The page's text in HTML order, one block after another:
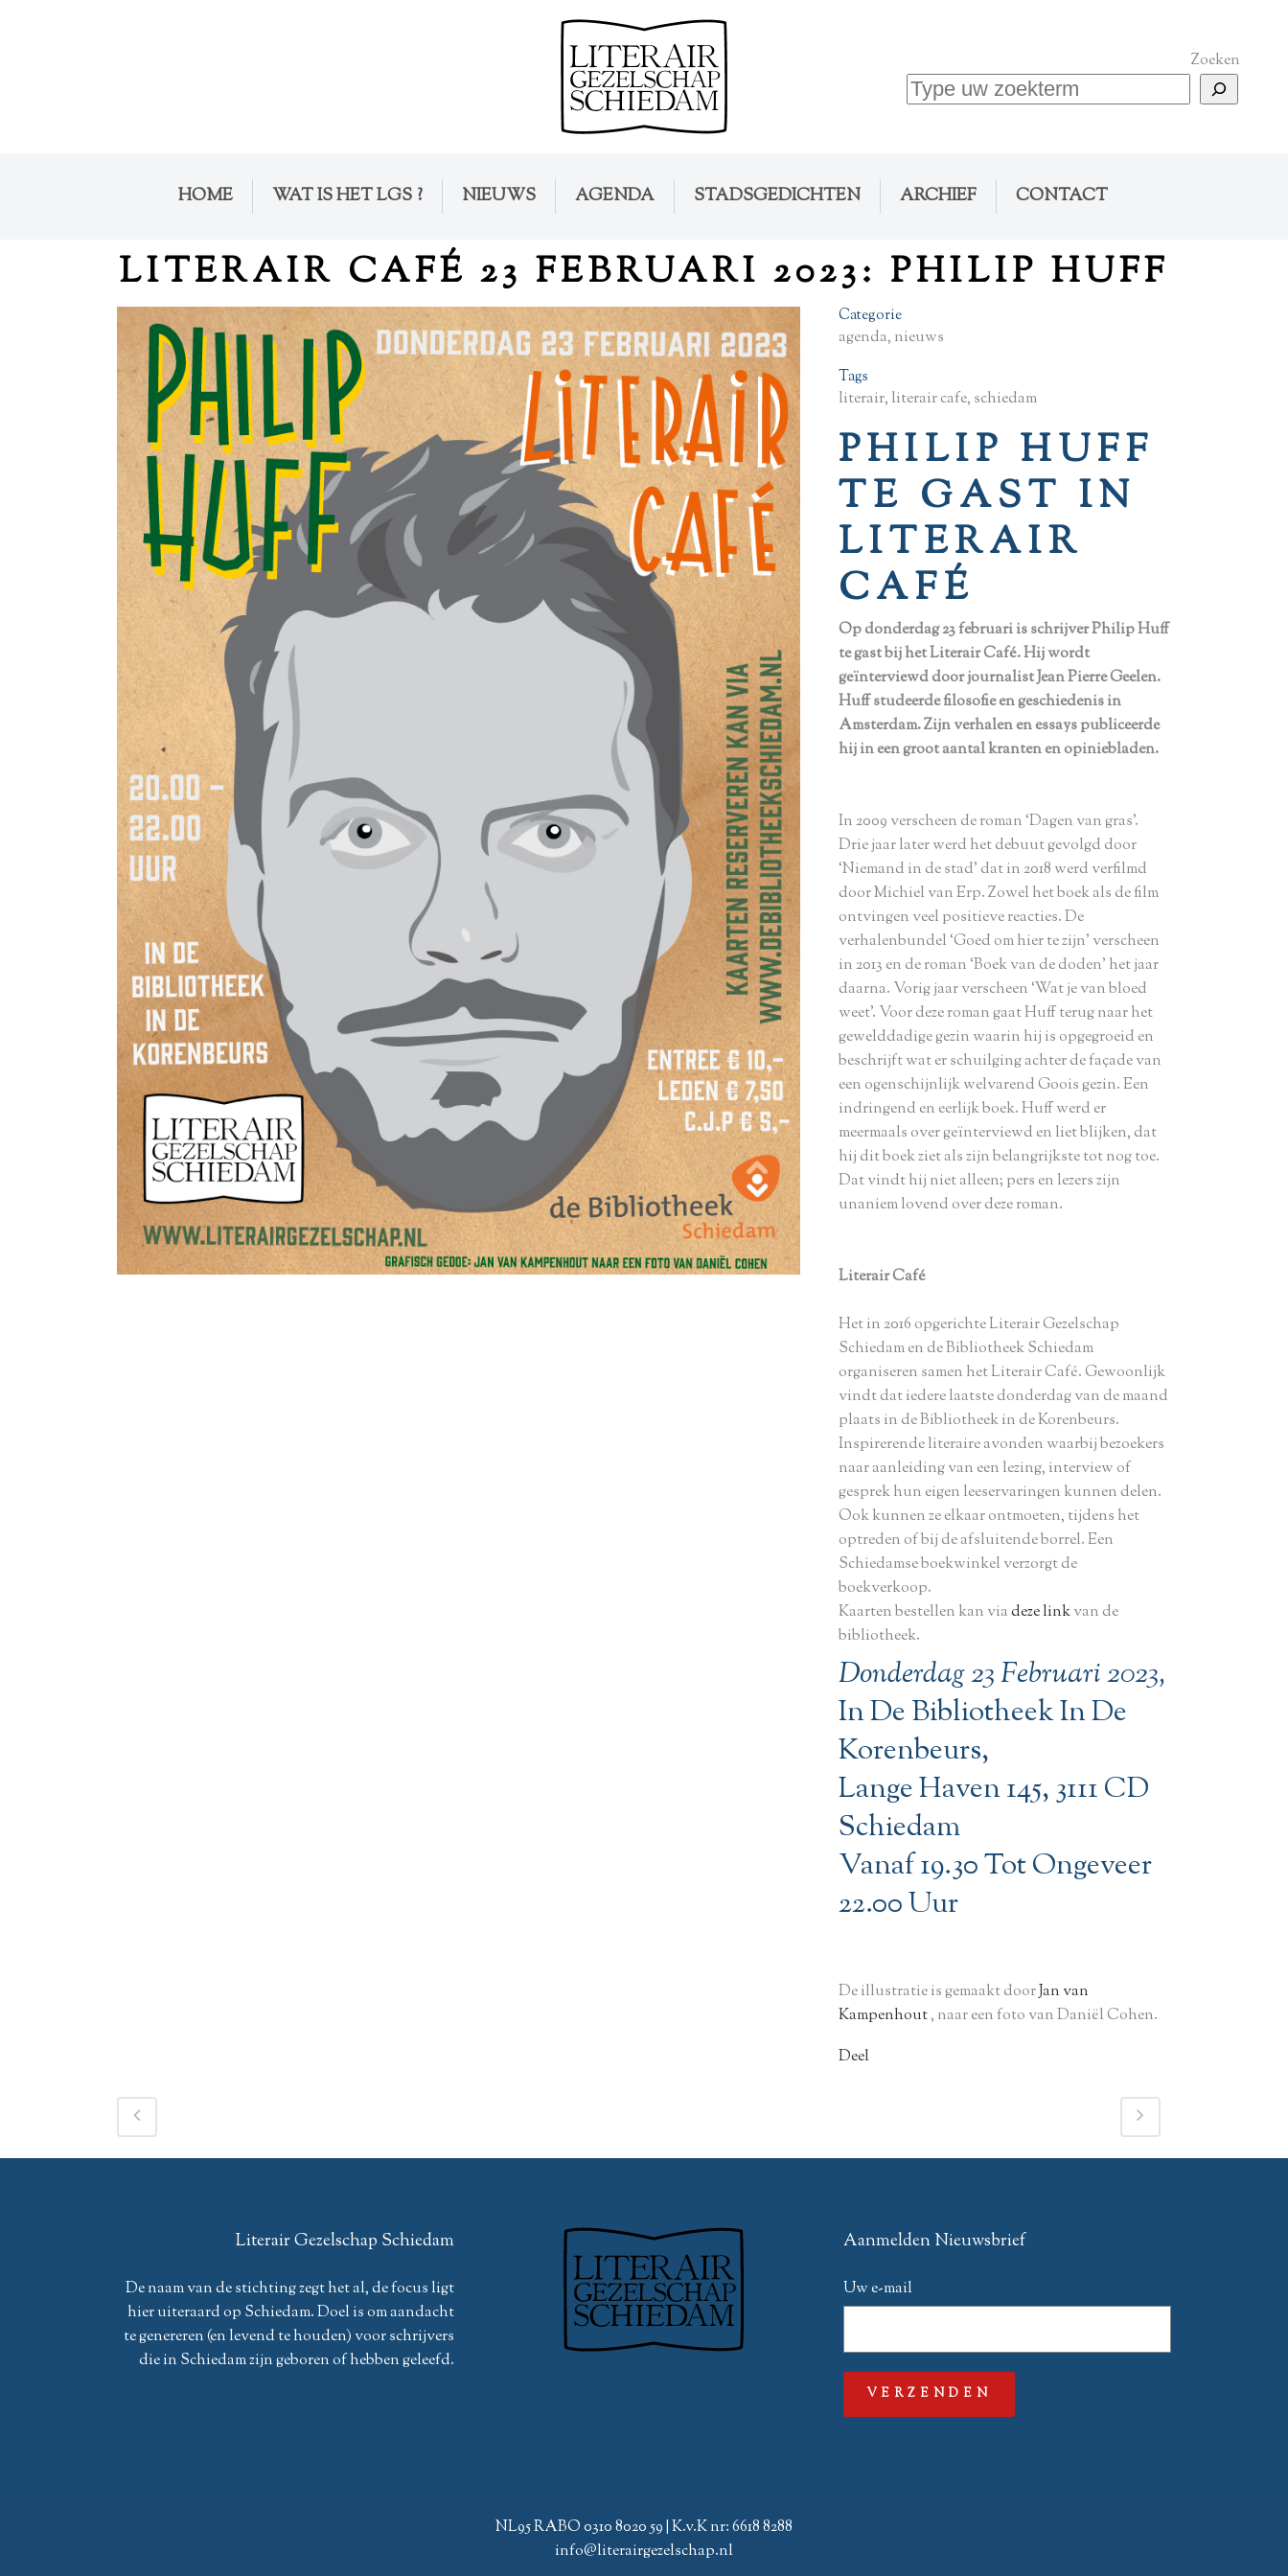
Zoeken
HOME WAT IS HET LGS ? NIEUWS AGENDA STADSGEDICHTEN ARCHIEF CONTACT
LITERAIR CAFÉ 23 FEBRUARI 2023: PHILIP HUFF
Categorie
agenda, nieuws
Tags
literair, literair cafe, schiedam
PHILIP HUFF
TE GAST IN
LITERAIR
CAFÉ
Op donderdag 23 februari is schrijver Philip Huff
te gast bij het Literair Café. Hij wordt
geïnterviewd door journalist Jean Pierre Geelen.
Huff studeerde filosofie en geschiedenis in
Amsterdam. Zijn verhalen en essays publiceerde
hij in een groot aantal kranten en opiniebladen.
In 2009 verscheen de roman ‘Dagen van gras’.
Drie jaar later werd het debuut gevolgd door
‘Niemand in de stad’ dat in 2018 werd verfilmd
door Michiel van Erp. Zowel het boek als de film
ontvingen veel positieve reacties. De
verhalenbundel ‘Goed om hier te zijn’ verscheen
in 2013 en de roman ‘Boek van de doden’ het jaar
daarna. Vorig jaar verscheen ‘Wat je van bloed
weet’. Voor deze roman gaat Huff terug naar het
gewelddadige gezin waarin hij is opgegroeid en
beschrijft wat er schuilging achter de façade van
een ogenschijnlijk welvarend Goois gezin. Een
indringend en eerlijk boek. Huff werd er
meermaals over geïnterviewd en liet blijken, dat
hij dit boek ziet als zijn belangrijkste tot nog toe.
Dat vindt hij niet alleen; pers en lezers zijn
unaniem lovend over deze roman.
Literair Café
Het in 2016 opgerichte Literair Gezelschap
Schiedam en de Bibliotheek Schiedam
organiseren samen het Literair Café. Gewoonlijk
vindt dat iedere laatste donderdag van de maand
plaats in de Bibliotheek in de Korenbeurs.
Inspirerende literaire avonden waarbij bezoekers
naar aanleiding van een lezing, interview of
gesprek hun eigen leeservaringen kunnen delen.
Ook kunnen ze elkaar ontmoeten, tijdens het
optreden of bij de afsluitende borrel. Een
Schiedamse boekwinkel verzorgt de
boekverkoop.
Kaarten bestellen kan viadeze linkvan de
bibliotheek.
Donderdag 23 Februari 2023,
In De Bibliotheek In De
Korenbeurs,
Lange Haven 145, 3111 CD
Schiedam
Vanaf 19.30 Tot Ongeveer
22.00 Uur
De illustratie is gemaakt doorJan van
Kampenhout, naar een foto van Daniël Cohen.
Deel
Literair Gezelschap Schiedam
De naam van de stichting zegt het al, de focus ligt
hier uiteraard op Schiedam. Doel is om aandacht
te genereren (en levend te houden) voor schrijvers
die in Schiedam zijn geboren of hebben geleefd.
Aanmelden Nieuwsbrief
Uw e-mail
NL95 RABO 0310 8020 59 | K.v.K nr: 6618 8288
info@literairgezelschap.nl